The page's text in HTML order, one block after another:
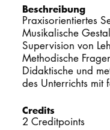
Beschreibung
Praxisorientiertes
Musikalische
Supervision von
Methodische
Didaktische und
des Unterrichts mit
Credits
2 Creditpoints